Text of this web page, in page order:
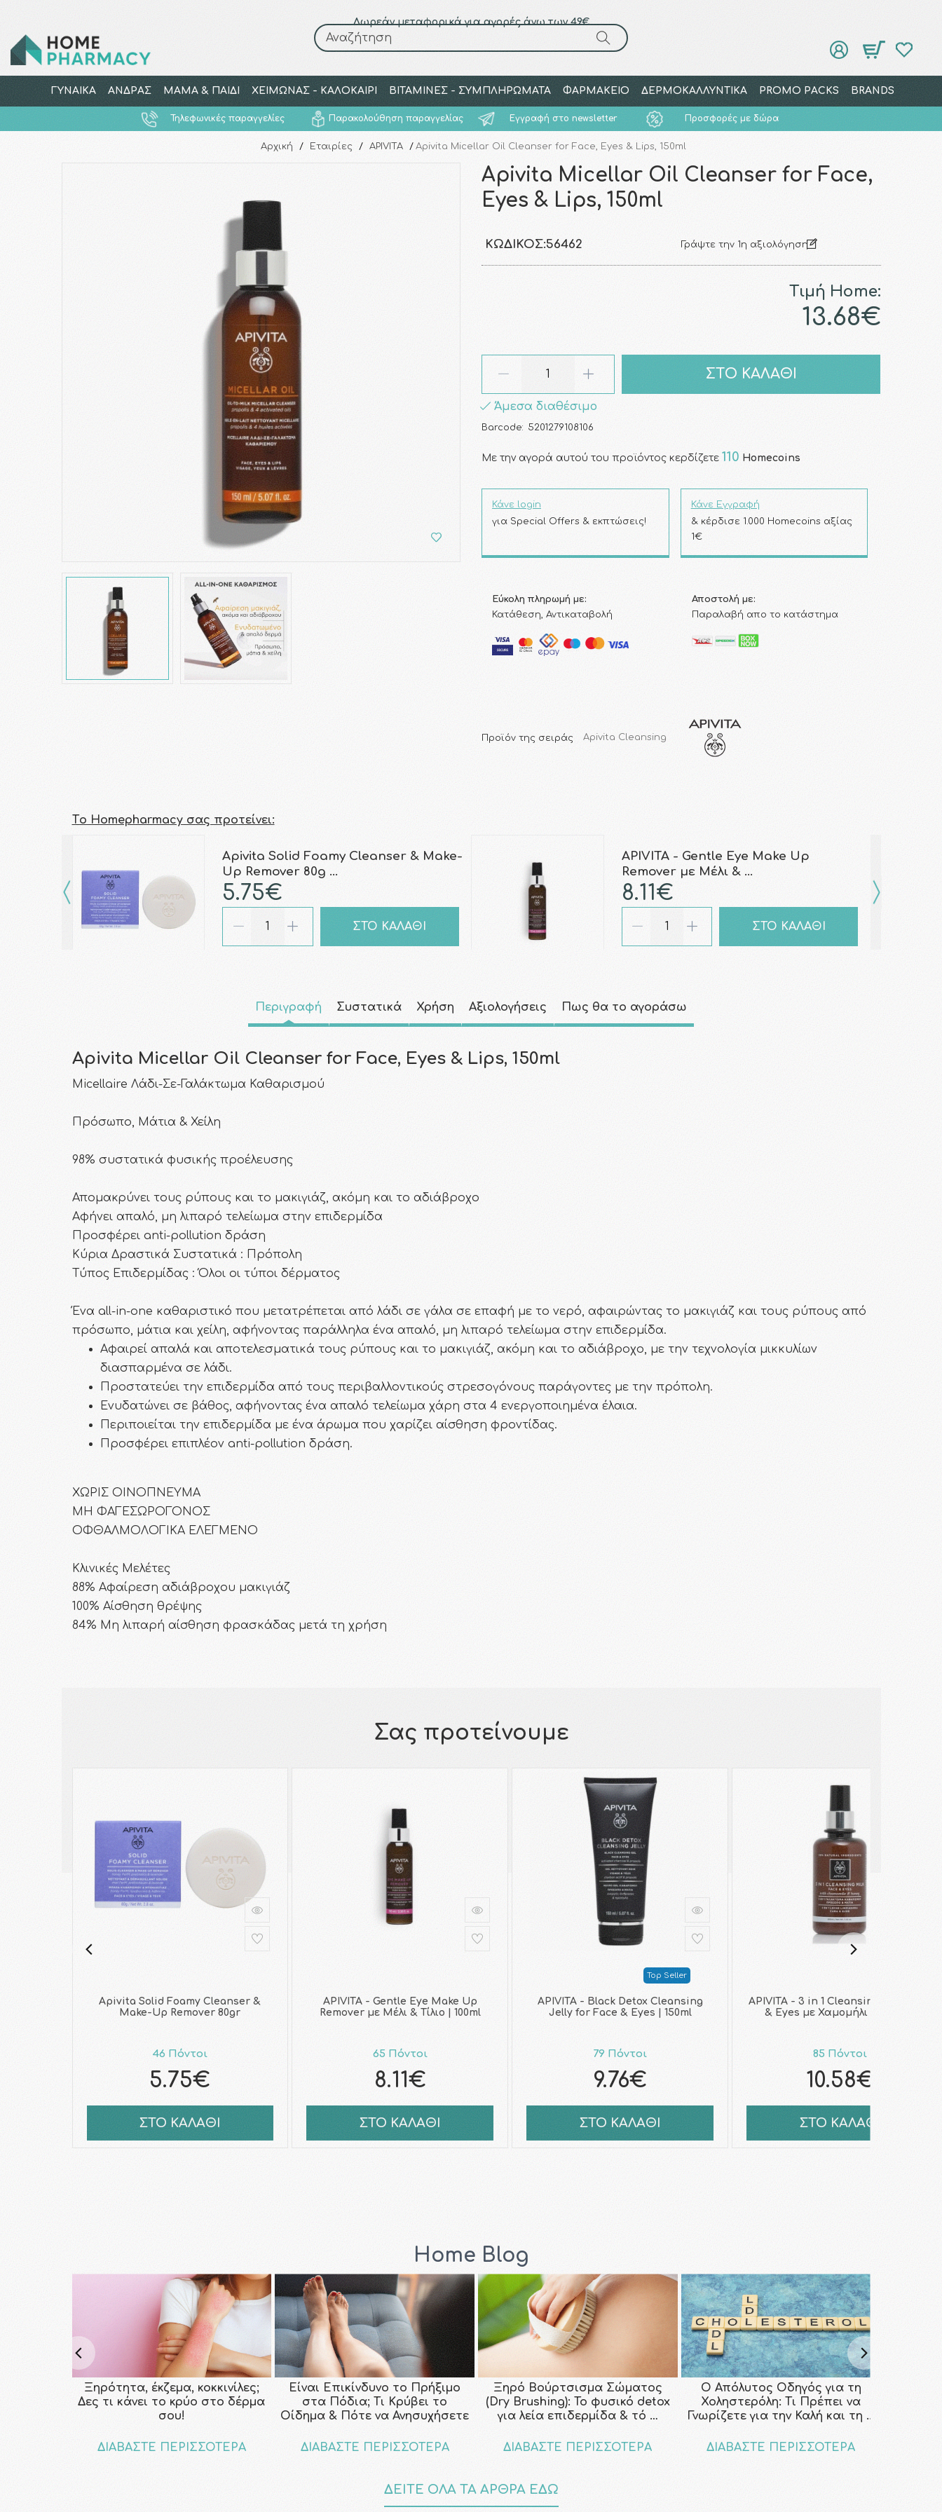
Δωρεάν μεταφορικά για αγορές άνω των 49€
Αναζήτηση
ΓΥΝΑΙΚΑ ΑΝΔΡΑΣ ΜΑΜΑ & ΠΑΙΔΙ ΧΕΙΜΩΝΑΣ - ΚΑΛΟΚΑΙΡΙ ΒΙΤΑΜΙΝΕΣ - ΣΥΜΠΛΗΡΩΜΑΤΑ ΦΑΡΜΑΚΕΙΟ ΔΕΡΜΟΚΑΛΛΥΝΤΙΚΑ PROMO PACKS BRANDS
Τηλεφωνικές παραγγελίες Παρακολούθηση παραγγελίας Εγγραφή στο newsletter Προσφορές με δώρα
Αναζήτηση
Αρχική / Εταιρίες / APIVITA / Apivita Micellar Oil Cleanser for Face, Eyes & Lips, 150ml
Apivita Micellar Oil Cleanser for Face,
Eyes & Lips, 150ml
ΚΩΔΙΚΌΣ:56462 Γράψτε την 1η αξιολόγηση
Τιμή Home:
13.68€
ΣΤΟ ΚΑΛΑΘΙ
Άμεσα διαθέσιμο
Barcode: 5201279108106
Με την αγορά αυτού του προϊόντος κερδίζετε 110 Homecoins
Κάνε login
για Special Offers & εκπτώσεις!
Κάνε Εγγραφή
& κέρδισε 1.000 Homecoins αξίας
1€
Εύκολη πληρωμή με:
Κατάθεση, Αντικαταβολή
Αποστολή με:
Παραλαβή απο το κατάστημα
Προϊόν της σειράς Apivita Cleansing
Τo Homepharmacy σας προτείνει:
Apivita Solid Foamy Cleanser & Make-
Up Remover 80g …
5.75€
ΣΤΟ ΚΑΛΑΘΙ
APIVITA - Gentle Eye Make Up
Remover με Μέλι & …
8.11€
ΣΤΟ ΚΑΛΑΘΙ
Περιγραφή Συστατικά Χρήση Αξιολογήσεις Πως θα το αγοράσω
Apivita Micellar Oil Cleanser for Face, Eyes & Lips, 150ml
Micellaire Λάδι-Σε-Γαλάκτωμα Καθαρισμού
Πρόσωπο, Μάτια & Χείλη
98% συστατικά φυσικής προέλευσης
Απομακρύνει τους ρύπους και το μακιγιάζ, ακόμη και το αδιάβροχο
Αφήνει απαλό, μη λιπαρό τελείωμα στην επιδερμίδα
Προσφέρει anti-pollution δράση
Κύρια Δραστικά Συστατικά : Πρόπολη
Τύπος Επιδερμίδας : Όλοι οι τύποι δέρματος
Ένα all-in-one καθαριστικό που μετατρέπεται από λάδι σε γάλα σε επαφή με το νερό, αφαιρώντας το μακιγιάζ και τους ρύπους από
πρόσωπο, μάτια και χείλη, αφήνοντας παράλληλα ένα απαλό, μη λιπαρό τελείωμα στην επιδερμίδα.
Αφαιρεί απαλά και αποτελεσματικά τους ρύπους και το μακιγιάζ, ακόμη και το αδιάβροχο, με την τεχνολογία μικκυλίων
διασπαρμένα σε λάδι.
Προστατεύει την επιδερμίδα από τους περιβαλλοντικούς στρεσογόνους παράγοντες με την πρόπολη.
Ενυδατώνει σε βάθος, αφήνοντας ένα απαλό τελείωμα χάρη στα 4 ενεργοποιημένα έλαια.
Περιποιείται την επιδερμίδα με ένα άρωμα που χαρίζει αίσθηση φροντίδας.
Προσφέρει επιπλέον anti-pollution δράση.
ΧΩΡΙΣ ΟΙΝΟΠΝΕΥΜΑ
ΜΗ ΦΑΓΕΣΩΡΟΓΟΝΟΣ
ΟΦΘΑΛΜΟΛΟΓΙΚΑ ΕΛΕΓΜΕΝΟ
Κλινικές Μελέτες
88% Αφαίρεση αδιάβροχου μακιγιάζ
100% Αίσθηση θρέψης
84% Μη λιπαρή αίσθηση φρασκάδας μετά τη χρήση
Σας προτείνουμε
Apivita Solid Foamy Cleanser &
Make-Up Remover 80gr
46 Πόντοι
5.75€
ΣΤΟ ΚΑΛΑΘΙ
APIVITA - Gentle Eye Make Up
Remover με Μέλι & Τίλιο | 100ml
65 Πόντοι
8.11€
ΣΤΟ ΚΑΛΑΘΙ
Top Seller
APIVITA - Black Detox Cleansing
Jelly for Face & Eyes | 150ml
79 Πόντοι
9.76€
ΣΤΟ ΚΑΛΑΘΙ
APIVITA - 3 in 1 Cleansing Milk Face
& Eyes με Χαμομήλι & Μέλι …
85 Πόντοι
10.58€
ΣΤΟ ΚΑΛΑΘΙ
Home Blog
Ξηρότητα, έκζεμα, κοκκινίλες;
Δες τι κάνει το κρύο στο δέρμα
σου!
ΔΙΑΒΑΣΤΕ ΠΕΡΙΣΣΟΤΕΡΑ
Είναι Επικίνδυνο το Πρήξιμο
στα Πόδια; Τι Κρύβει το
Οίδημα & Πότε να Ανησυχήσετε
ΔΙΑΒΑΣΤΕ ΠΕΡΙΣΣΟΤΕΡΑ
Ξηρό Βούρτσισμα Σώματος
(Dry Brushing): Το φυσικό detox
για λεία επιδερμίδα & τό …
ΔΙΑΒΑΣΤΕ ΠΕΡΙΣΣΟΤΕΡΑ
Ο Απόλυτος Οδηγός για τη
Χοληστερόλη: Τι Πρέπει να
Γνωρίζετε για την Καλή και τη …
ΔΙΑΒΑΣΤΕ ΠΕΡΙΣΣΟΤΕΡΑ
ΔΕΙΤΕ ΟΛΑ ΤΑ ΑΡΘΡΑ ΕΔΩ